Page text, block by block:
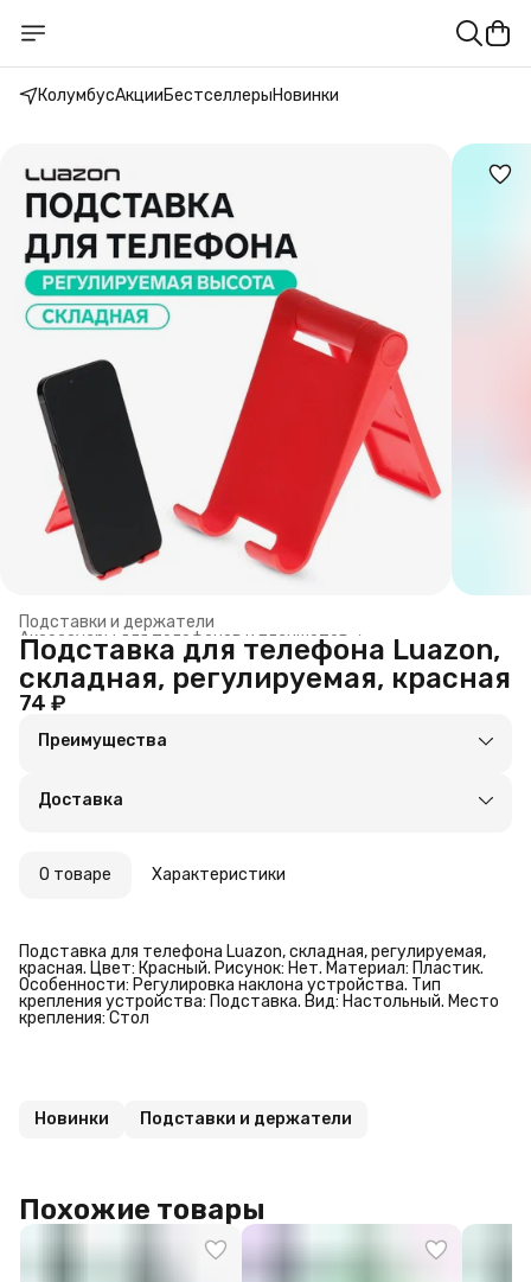
КолумбусАкцииБестселлерыНовинки
Подставки и держатели
Аксессуары для телефонов и планшетов ›
Смартфоны, гаджеты и планшеты ›
Бытовая техника и электроника ›
Главная ›
Подставка для телефона Luazon,
складная, регулируемая, красная
74 ₽
Преимущества
Удобный возврат
Доставка
О товаре Характеристики
Подставка для телефона Luazon, складная, регулируемая,
красная. Цвет: Красный. Рисунок: Нет. Материал: Пластик.
Особенности: Регулировка наклона устройства. Тип
крепления устройства: Подставка. Вид: Настольный. Место
крепления: Стол
Новинки Подставки и держатели
Похожие товары